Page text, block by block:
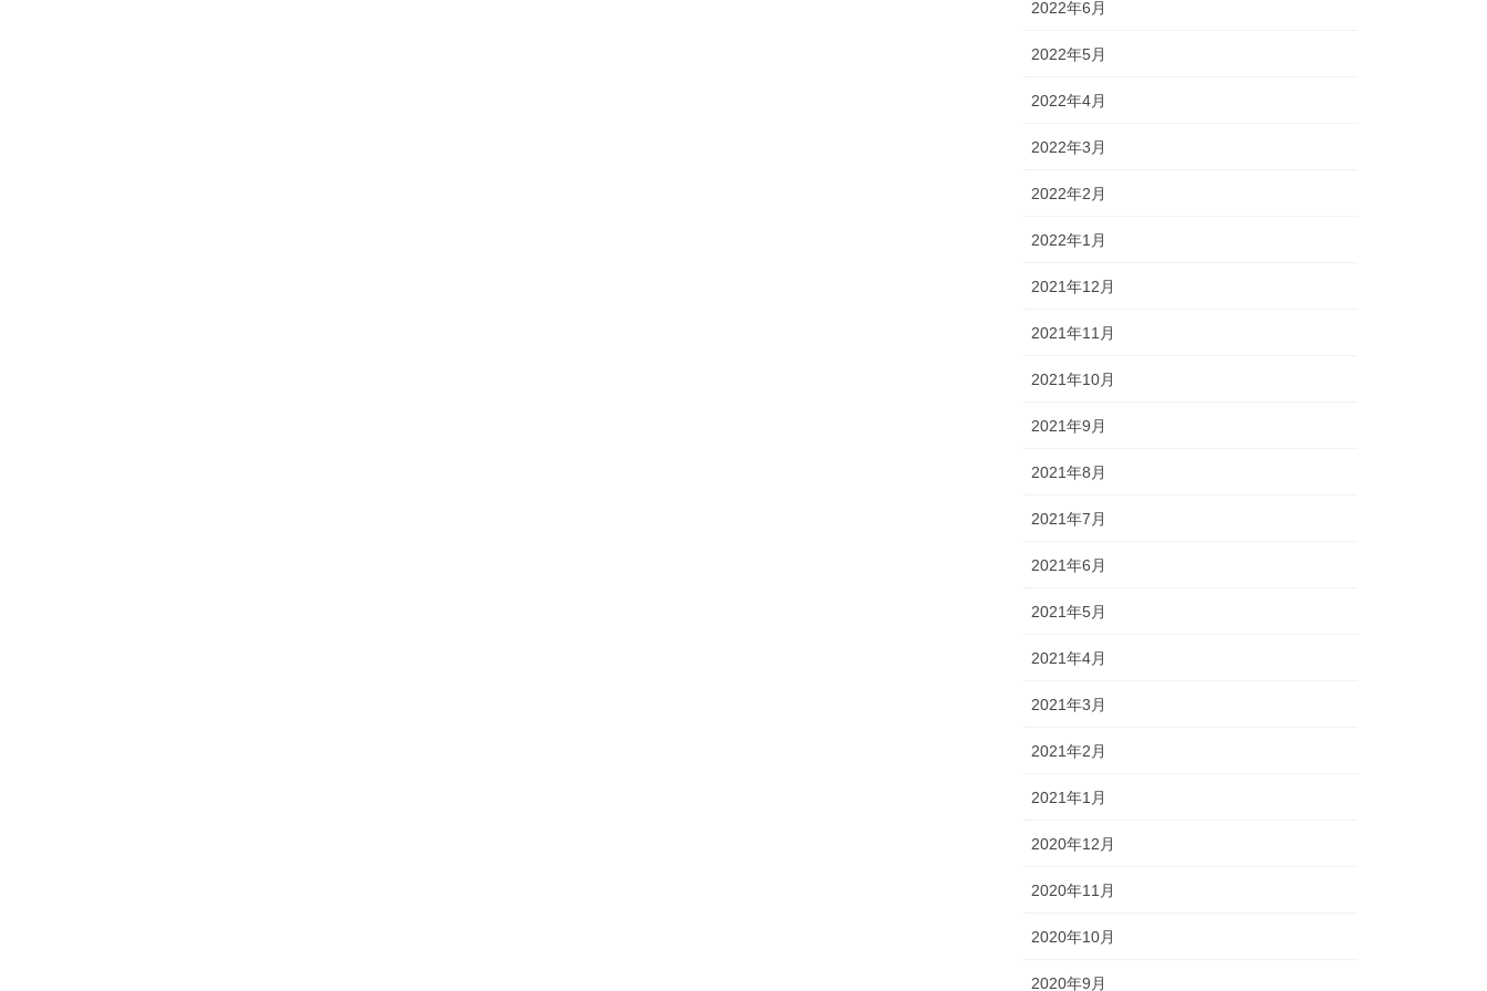
2022年6月
2022年5月
2022年4月
2022年3月
2022年2月
2022年1月
2021年12月
2021年11月
2021年10月
2021年9月
2021年8月
2021年7月
2021年6月
2021年5月
2021年4月
2021年3月
2021年2月
2021年1月
2020年12月
2020年11月
2020年10月
2020年9月